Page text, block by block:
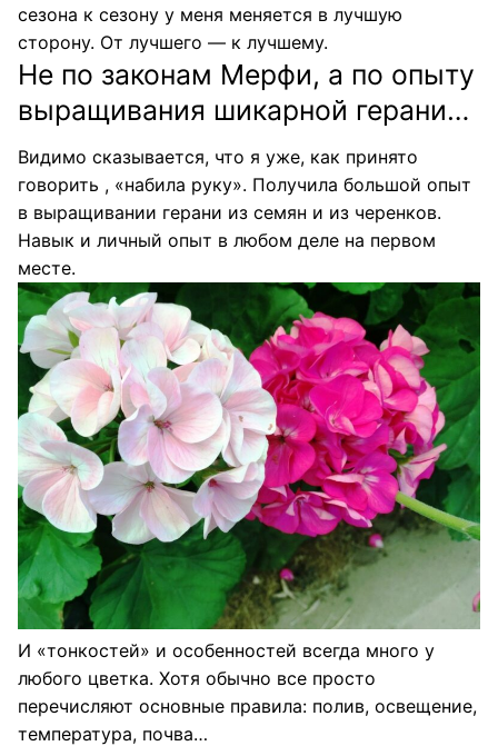
сезона к сезону у меня меняется в лучшую
сторону. От лучшего — к лучшему.
Не по законам Мерфи, а по опыту
выращивания шикарной герани…
Видимо сказывается, что я уже, как принято
говорить , «набила руку». Получила большой опыт
в выращивании герани из семян и из черенков.
Навык и личный опыт в любом деле на первом
месте.
И «тонкостей» и особенностей всегда много у
любого цветка. Хотя обычно все просто
перечисляют основные правила: полив, освещение,
температура, почва…